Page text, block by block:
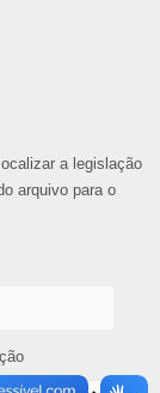
a legislação
arquivo para o